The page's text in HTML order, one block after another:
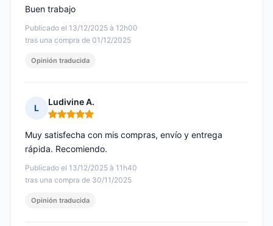
Publicado el 13/12/2025 à 12h00
tras una compra de 01/12/2025
Buen trabajo
Opinión traducida
L
Ludivine A.
Nota: 5 de 5
Publicado el 13/12/2025 à 11h40
tras una compra de 30/11/2025
Muy satisfecha con mis compras, envío y entrega
rápida. Recomiendo.
Opinión traducida